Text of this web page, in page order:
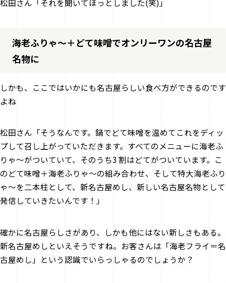
松田さん「それを聞いてほっとしました(笑)」
海老ふりゃ～＋どて味噌でオンリーワンの名古屋
名物に
――しかも、ここではいかにも名古屋らしい食べ方ができるのです
よね
松田さん「そうなんです。鍋でどて味噌を温めてこれをディッ
プして召し上がっていただきます。すべてのメニューに海老ふ
りゃ～がついていて、そのうち3 割はどてがついています。こ
のどて味噌＋海老ふりゃ～の組み合わせ、そして特大海老ふり
ゃ～を二本柱として、新名古屋めし、新しい名古屋名物として
発信していきたいんです！」
――確かに名古屋らしさがあり、しかも他にはない新しさもある。
新名古屋めしといえそうですね。お客さんは「海老フライ＝名
古屋めし」という認識でいらっしゃるのでしょうか？